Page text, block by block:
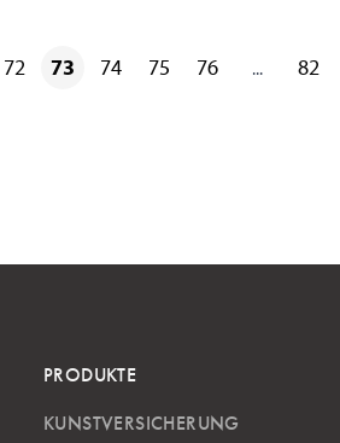
72 73 74 75 76 ... 82
PRODUKTE
KUNSTVERSICHERUNG